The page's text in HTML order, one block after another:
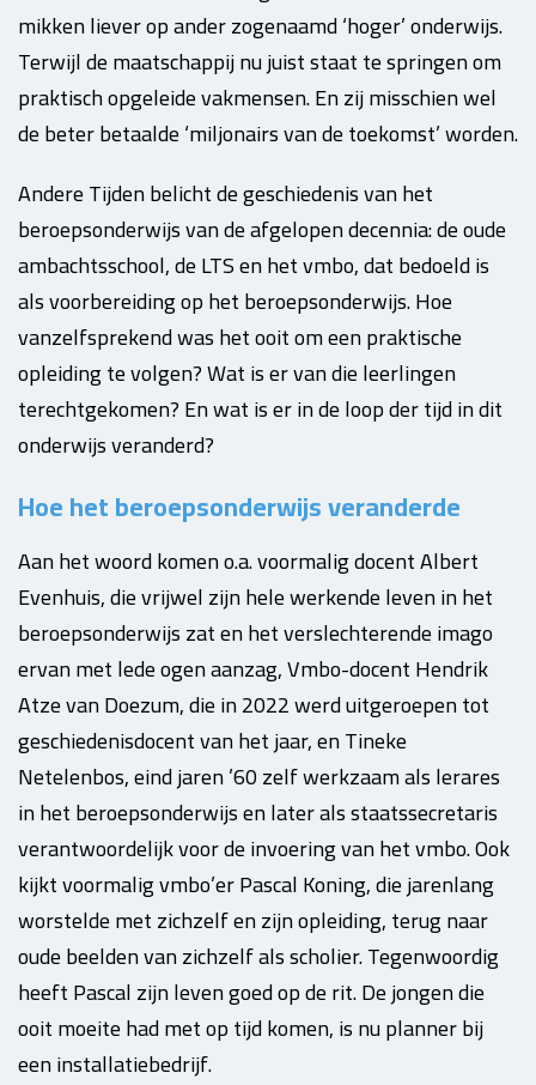
mikken liever op ander zogenaamd ‘hoger’ onderwijs.
Terwijl de maatschappij nu juist staat te springen om
praktisch opgeleide vakmensen. En zij misschien wel
de beter betaalde ‘miljonairs van de toekomst’ worden.
Andere Tijden belicht de geschiedenis van het
beroepsonderwijs van de afgelopen decennia: de oude
ambachtsschool, de LTS en het vmbo, dat bedoeld is
als voorbereiding op het beroepsonderwijs. Hoe
vanzelfsprekend was het ooit om een praktische
opleiding te volgen? Wat is er van die leerlingen
terechtgekomen? En wat is er in de loop der tijd in dit
onderwijs veranderd?
Hoe het beroepsonderwijs veranderde
Aan het woord komen o.a. voormalig docent Albert
Evenhuis, die vrijwel zijn hele werkende leven in het
beroepsonderwijs zat en het verslechterende imago
ervan met lede ogen aanzag, Vmbo-docent Hendrik
Atze van Doezum, die in 2022 werd uitgeroepen tot
geschiedenisdocent van het jaar, en Tineke
Netelenbos, eind jaren ’60 zelf werkzaam als lerares
in het beroepsonderwijs en later als staatssecretaris
verantwoordelijk voor de invoering van het vmbo. Ook
kijkt voormalig vmbo’er Pascal Koning, die jarenlang
worstelde met zichzelf en zijn opleiding, terug naar
oude beelden van zichzelf als scholier. Tegenwoordig
heeft Pascal zijn leven goed op de rit. De jongen die
ooit moeite had met op tijd komen, is nu planner bij
een installatiebedrijf.